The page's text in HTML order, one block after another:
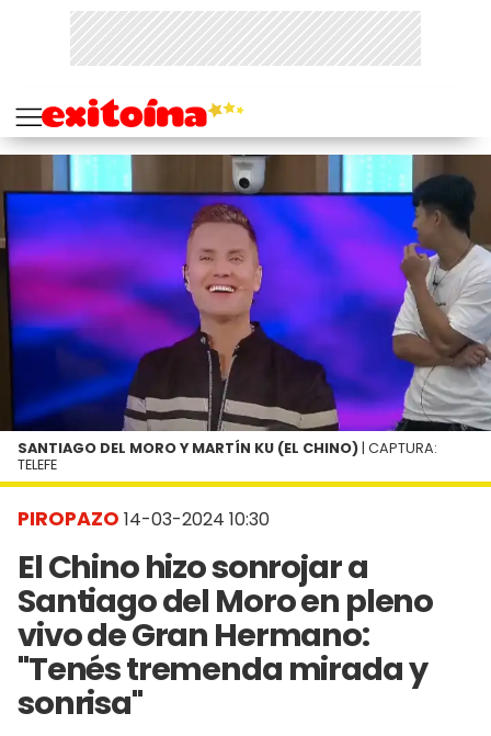
PIROPAZO 14-03-2024 10:30
El Chino hizo sonrojar a
Santiago del Moro en pleno
vivo de Gran Hermano:
"Tenés tremenda mirada y
sonrisa"
SANTIAGO DEL MORO Y MARTÍN KU (EL CHINO) | CAPTURA:
TELEFE